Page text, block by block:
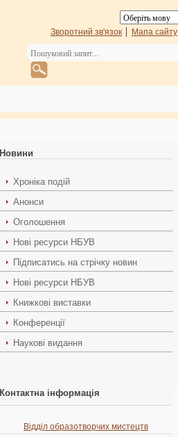
Зворотний зв'язок Мапа сайту
Новини
Хроніка подій
Анонси
Оголошення
Нові ресурси НБУВ
Підписатись на стрічку новин
Нові ресурси НБУВ
Книжкові виставки
Конференції
Наукові видання
Контактна інформація
Відділ образотворчих мистецтв